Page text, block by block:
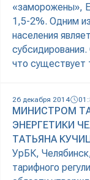
«заморожены»,
1,5-2%. Одним
населения
что существует
26 декабря 2014
МИНИСТРОМ
ЭНЕРГЕТИКИ
ТАТЬЯНА
УрБК,
тарифного